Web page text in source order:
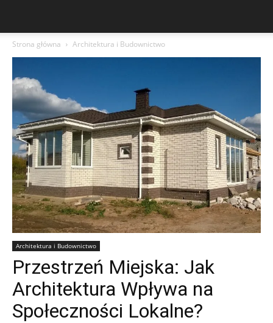
Strona główna Architektura i Budownictwo
Architektura i Budownictwo
Przestrzeń Miejska: Jak
Architektura Wpływa na
Społeczności Lokalne?